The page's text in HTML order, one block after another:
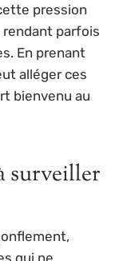
pression
rendant parfois
En prenant
alléger ces
bienvenu au
surveiller
qui ne